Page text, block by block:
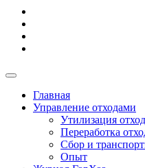
Главная
Управление отходами
Утилизация
Переработка
Сбор и
Опыт